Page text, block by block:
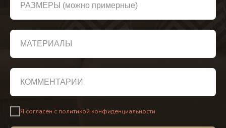
РАЗМЕРЫ (можно примерные)
МАТЕРИАЛЫ
КОММЕНТАРИЙ
Я согласен с политикой конфиденциальности